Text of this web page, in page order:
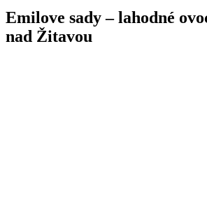
Emilove sady – lahodné
nad Žitavou